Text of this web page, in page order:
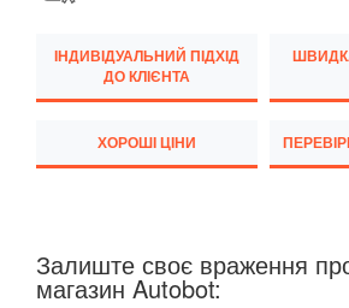
Previa II (XR30, XR40)
Prius I (NHW11)
Prius c (NHP10)
ІНДИВІДУАЛЬНИЙ ПІДХІД
ДО КЛІЄНТА
ХОРОШІ ЦІНИ
Залиште своє враження
магазин Autobot: